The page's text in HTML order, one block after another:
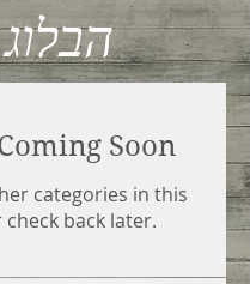
הבלוג
Soon
categories in this
back later.